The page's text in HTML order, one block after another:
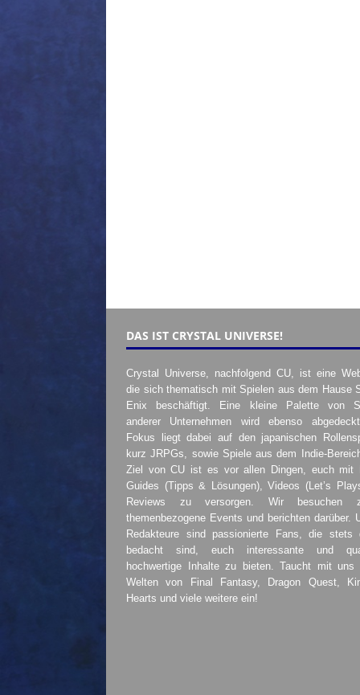
DAS IST CRYSTAL UNIVERSE!
Crystal Universe, nachfolgend CU, ist eine
die sich thematisch mit Spielen aus dem Hause
Enix beschäftigt. Eine kleine Palette von
anderer Unternehmen wird ebenso
Fokus liegt dabei auf den japanischen
kurz JRPGs, sowie Spiele aus dem Indie-
Ziel von CU ist es vor allen Dingen, euch mit
Guides (Tipps & Lösungen), Videos (Let’s
Reviews zu versorgen. Wir besuchen
themenbezogene Events und berichten darüber.
Redakteure sind passionierte Fans, die stets
bedacht sind, euch interessante und
hochwertige Inhalte zu bieten. Taucht mit
Welten von Final Fantasy, Dragon Quest,
Hearts und viele weitere ein!